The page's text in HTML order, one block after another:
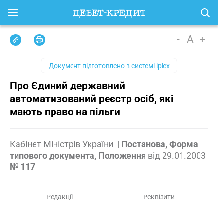
- A +
Документ підготовлено всистемі iplex
Про Єдиний державний
автоматизований реєстр осіб, які
мають право на пільги
Кабінет Міністрів України | Постанова, Форма
типового документа, Положення від 29.01.2003
№ 117
Редакції Реквізити